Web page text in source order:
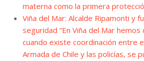
materna como la primera
Viña del Mar: Alcalde Ripamonti y
seguridad “En Viña del Mar
cuando existe coordinación entre
Armada de Chile y las policías, se